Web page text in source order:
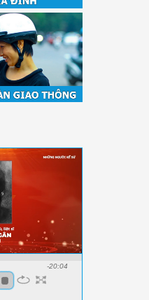
-20:04